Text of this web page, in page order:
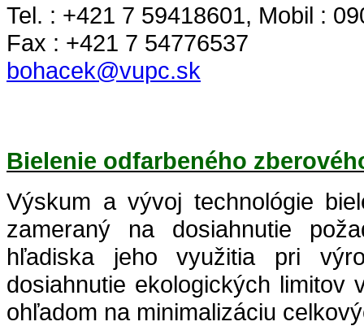
Tel. : +421 7 59418601, Mobil :
Fax : +421 7 54776537
bohacek@vupc.sk
Bielenie odfarbeného
Výskum a vývoj technológie
zameraný na dosiahnutie
hľadiska jeho využitia pri
dosiahnutie ekologických
ohľadom na minimalizáciu